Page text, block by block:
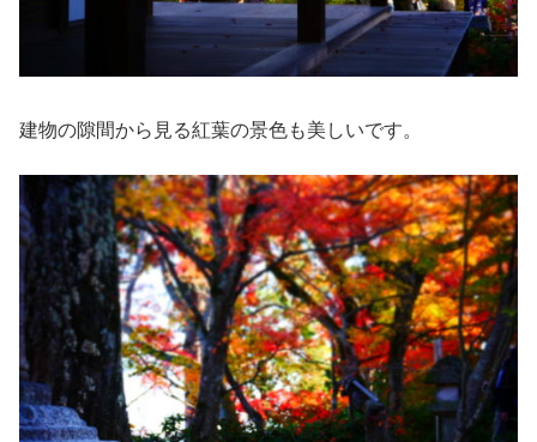
建物の隙間から見る紅葉の景色も美しいです。